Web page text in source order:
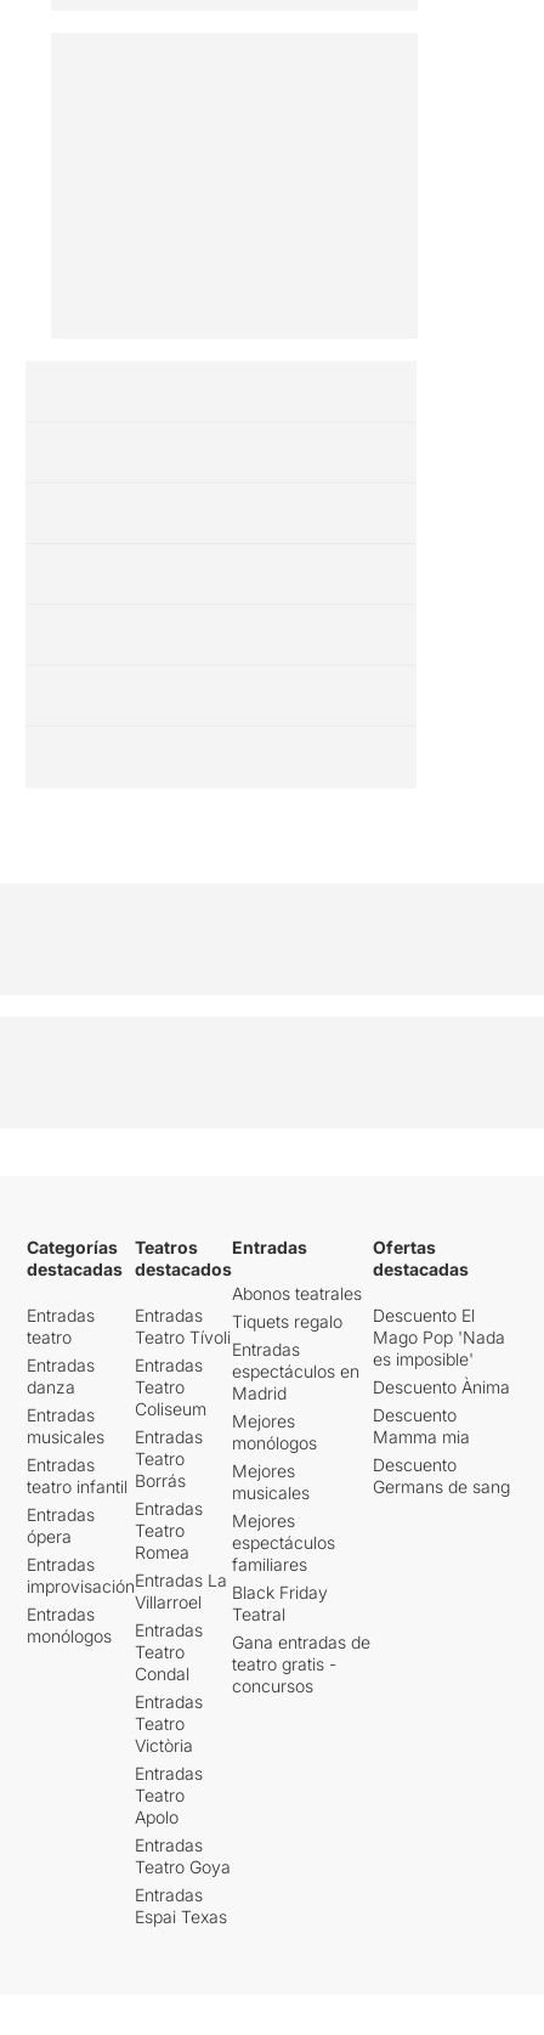
Categorías
destacadas
Entradas
teatro
Entradas
danza
Entradas
musicales
Entradas
teatro infantil
Entradas
ópera
Entradas
improvisación
Entradas
monólogos
Teatros
destacados
Entradas
Teatro Tívoli
Entradas
Teatro
Coliseum
Entradas
Teatro
Borrás
Entradas
Teatro
Romea
Entradas La
Villarroel
Entradas
Teatro
Condal
Entradas
Teatro
Victòria
Entradas
Teatro
Apolo
Entradas
Teatro Goya
Entradas
Espai Texas
Entradas
Abonos teatrales
Tiquets regalo
Entradas
espectáculos en
Madrid
Mejores
monólogos
Mejores
musicales
Mejores
espectáculos
familiares
Black Friday
Teatral
Gana entradas de
teatro gratis -
concursos
Ofertas
destacadas
Descuento El
Mago Pop 'Nada
es imposible'
Descuento Ànima
Descuento
Mamma mia
Descuento
Germans de sang